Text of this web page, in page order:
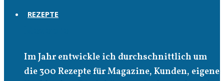
REZEPTE
Im Jahr entwickle ich durchschnittlich um
die 300 Rezepte für Magazine, Kunden, eigene